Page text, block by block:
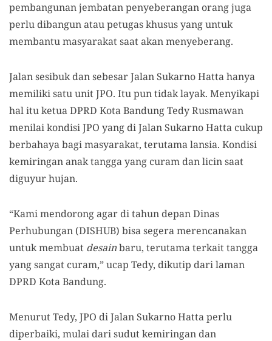
pembangunan jembatan penyeberangan orang juga
perlu dibangun atau petugas khusus yang untuk
membantu masyarakat saat akan menyeberang.
Jalan sesibuk dan sebesar Jalan Sukarno Hatta hanya
memiliki satu unit JPO. Itu pun tidak layak. Menyikapi
hal itu ketua DPRD Kota Bandung Tedy Rusmawan
menilai kondisi JPO yang di Jalan Sukarno Hatta cukup
berbahaya bagi masyarakat, terutama lansia. Kondisi
kemiringan anak tangga yang curam dan licin saat
diguyur hujan.
“Kami mendorong agar di tahun depan Dinas
Perhubungan (DISHUB) bisa segera merencanakan
untuk membuat desainbaru, terutama terkait tangga
yang sangat curam,” ucap Tedy, dikutip dari laman
DPRD Kota Bandung.
Menurut Tedy, JPO di Jalan Sukarno Hatta perlu
diperbaiki, mulai dari sudut kemiringan dan